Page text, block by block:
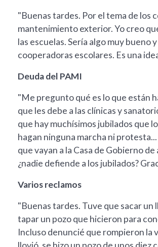
"Buenas tardes. Por el tema de los
mantenimiento exterior. Yo creo
las escuelas. Sería algo muy
cooperadoras escolares. Es una
Deuda del PAMI
"Me pregunto qué es lo que están
que les debe a las clínicas y
que hay muchísimos jubilados que
hagan ninguna marcha ni
que vayan a la Casa de Gobierno
¿nadie defiende a los jubilados?
Varios reclamos
"Buenas tardes. Tuve que sacar un
tapar un pozo que hicieron para
Incluso denuncié que rompieron la